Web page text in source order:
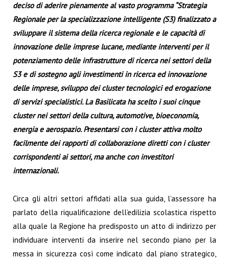
deciso di aderire pienamente al vasto programma “Strategia
Regionale per la specializzazione intelligente (S3) finalizzato a
sviluppare il sistema della ricerca regionale e le capacità di
innovazione delle imprese lucane, mediante interventi per il
potenziamento delle infrastrutture di ricerca nei settori della
S3 e di sostegno agli investimenti in ricerca ed innovazione
delle imprese, sviluppo dei cluster tecnologici ed erogazione
di servizi specialistici. La Basilicata ha scelto i suoi cinque
cluster nei settori della cultura, automotive, bioeconomia,
energia e aerospazio. Presentarsi con i cluster attiva molto
facilmente dei rapporti di collaborazione diretti con i cluster
corrispondenti ai settori, ma anche con investitori
internazionali.
Circa gli altri settori affidati alla sua guida, l’assessore ha
parlato della riqualificazione dell’edilizia scolastica rispetto
alla quale la Regione ha predisposto un atto di indirizzo per
individuare interventi da inserire nel secondo piano per la
messa in sicurezza così come indicato dal piano strategico,